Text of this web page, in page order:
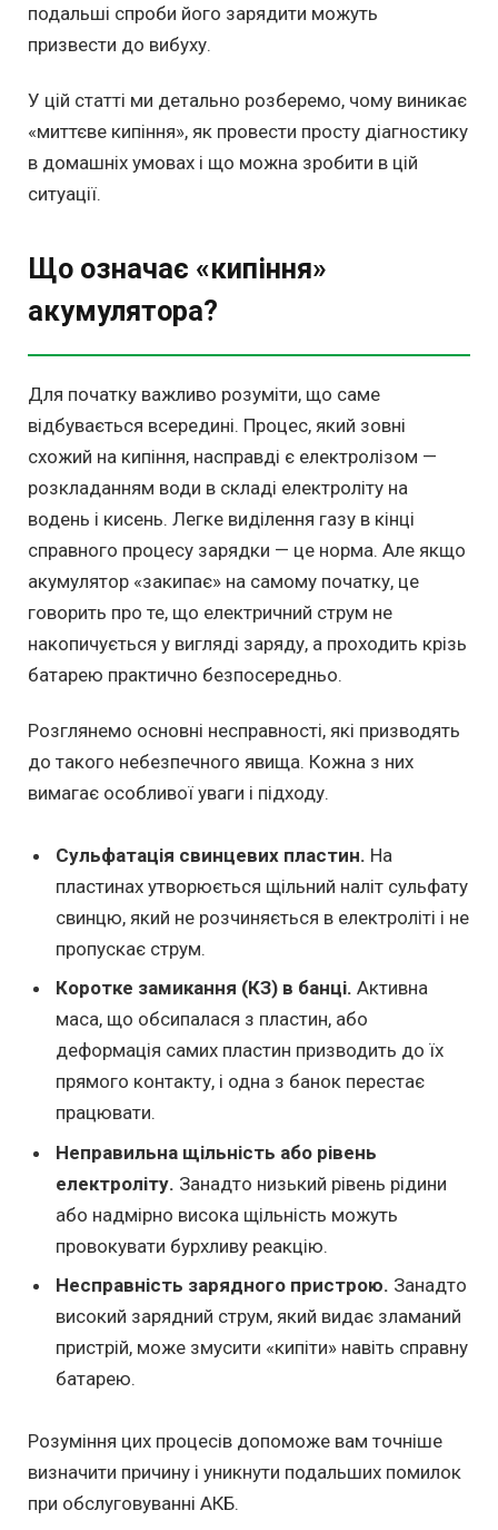
подальші спроби його зарядити можуть
призвести до вибуху.
У цій статті ми детально розберемо, чому виникає
«миттєве кипіння», як провести просту діагностику
в домашніх умовах і що можна зробити в цій
ситуації.
Що означає «кипіння»
акумулятора?
Для початку важливо розуміти, що саме
відбувається всередині. Процес, який зовні
схожий на кипіння, насправді є електролізом —
розкладанням води в складі електроліту на
водень і кисень. Легке виділення газу в кінці
справного процесу зарядки — це норма. Але якщо
акумулятор «закипає» на самому початку, це
говорить про те, що електричний струм не
накопичується у вигляді заряду, а проходить крізь
батарею практично безпосередньо.
Розглянемо основні несправності, які призводять
до такого небезпечного явища. Кожна з них
вимагає особливої уваги і підходу.
Сульфатація свинцевих пластин. На
пластинах утворюється щільний наліт сульфату
свинцю, який не розчиняється в електроліті і не
пропускає струм.
Коротке замикання (КЗ) в банці. Активна
маса, що обсипалася з пластин, або
деформація самих пластин призводить до їх
прямого контакту, і одна з банок перестає
працювати.
Неправильна щільність або рівень
електроліту. Занадто низький рівень рідини
або надмірно висока щільність можуть
провокувати бурхливу реакцію.
Несправність зарядного пристрою. Занадто
високий зарядний струм, який видає зламаний
пристрій, може змусити «кипіти» навіть справну
батарею.
Розуміння цих процесів допоможе вам точніше
визначити причину і уникнути подальших помилок
при обслуговуванні АКБ.